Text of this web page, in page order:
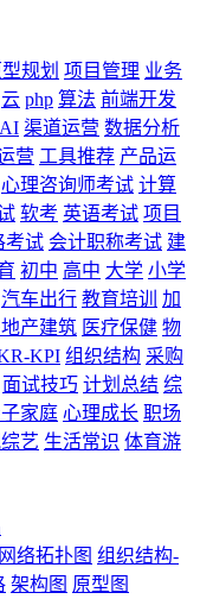
规划 项目管理 业务
云 php 算法 前端开发
AI 渠道运营 数据分析
营 工具推荐 产品运
心理咨询师考试 计算
软考 英语考试 项目
考试 会计职称考试 建
初中 高中 大学 小学
汽车出行 教育培训
加
产建筑 医疗保健 物
KPI 组织结构 采购
面试技巧 计划总结 综
家庭 心理成长 职场
艺 生活常识 体育游
网络拓扑图 组织结构-
架构图 原型图